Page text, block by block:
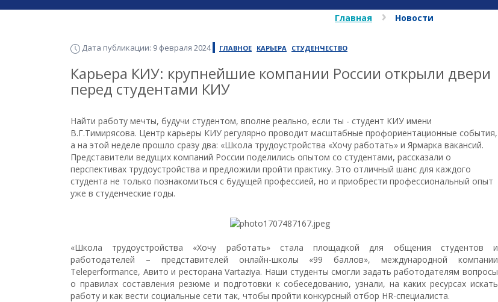
Главная Новости
Дата публикации: 9 февраля 2024 ГЛАВНОЕ КАРЬЕРА СТУДЕНЧЕСТВО
Карьера КИУ: крупнейшие компании России открыли двери
перед студентами КИУ
Найти работу мечты, будучи студентом, вполне реально, если ты - студент КИУ имени
В.Г.Тимирясова. Центр карьеры КИУ регулярно проводит масштабные профориентационные события,
а на этой неделе прошло сразу два: «Школа трудоустройства «Хочу работать» и Ярмарка вакансий.
Представители ведущих компаний России поделились опытом со студентами, рассказали о
перспективах трудоустройства и предложили пройти практику. Это отличный шанс для каждого
студента не только познакомиться с будущей профессией, но и приобрести профессиональный опыт
уже в студенческие годы.
«Школа трудоустройства «Хочу работать» стала площадкой для общения студентов и
работодателей – представителей онлайн-школы «99 баллов», международной компании
Teleperformance, Авито и ресторана Vartaziya. Наши студенты смогли задать работодателям вопросы
о правилах составления резюме и подготовки к собеседованию, узнали, на каких ресурсах искать
работу и как вести социальные сети так, чтобы пройти конкурсный отбор HR-специалиста.